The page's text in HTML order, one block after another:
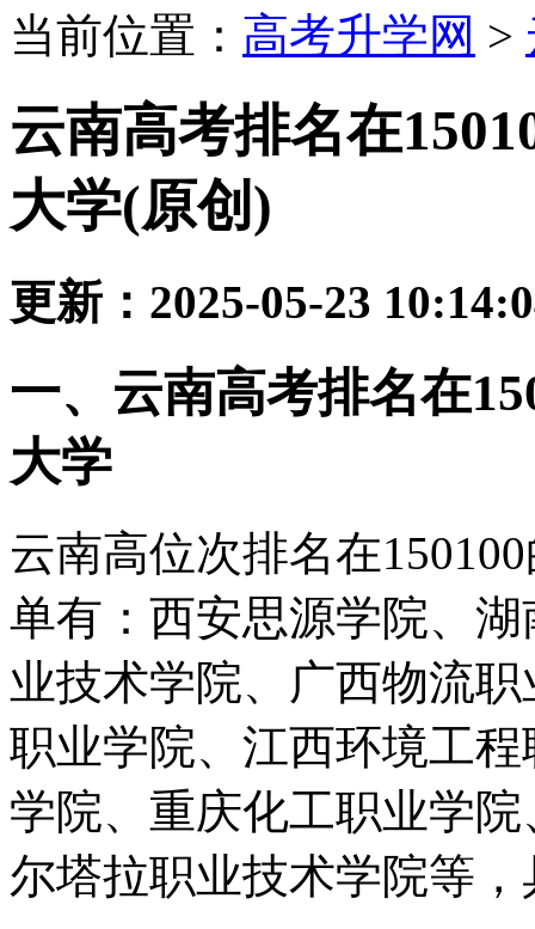
当前位置： 高考升学网 >
云南高考排名在
大学(原创)
更新：2025-05-23
一、云南高考排名在
大学
云南高位次排名在
单有：西安思源学院、
业技术学院、广西物流
职业学院、江西环境工
学院、重庆化工职业学
尔塔拉职业技术学院等